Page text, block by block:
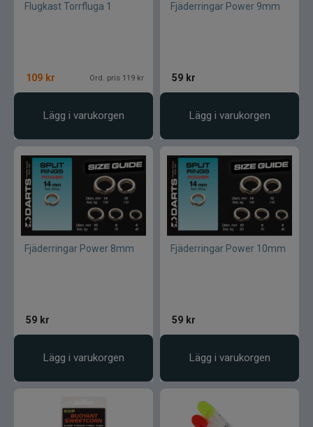
Flugkast Torrfluga 1
109 kr Ord. pris 119 kr
Lägg i varukorgen
Fjäderringar Power 9mm
59 kr
Lägg i varukorgen
Fjäderringar Power 8mm
59 kr
Lägg i varukorgen
Fjäderringar Power 10mm
59 kr
Lägg i varukorgen